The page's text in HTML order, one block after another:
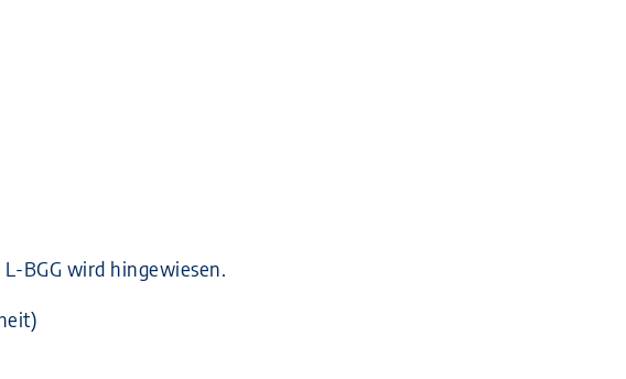
L-BGG wird hingewiesen.